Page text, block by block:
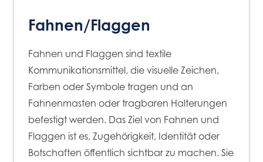
Fahnen/Flaggen
Fahnen und Flaggen sind textile
Kommunikationsmittel, die visuelle Zeichen,
Farben oder Symbole tragen und an
Fahnenmasten oder tragbaren Halterungen
befestigt werden. Das Ziel von Fahnen und
Flaggen ist es, Zugehörigkeit, Identität oder
Botschaften öffentlich sichtbar zu machen. Sie